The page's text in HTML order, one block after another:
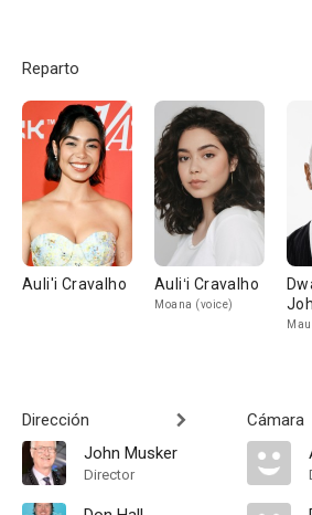
Reparto
Auli'i Cravalho Auliʻi Cravalho
Moana (voice)
Dirección
John Musker
Director
Cámara